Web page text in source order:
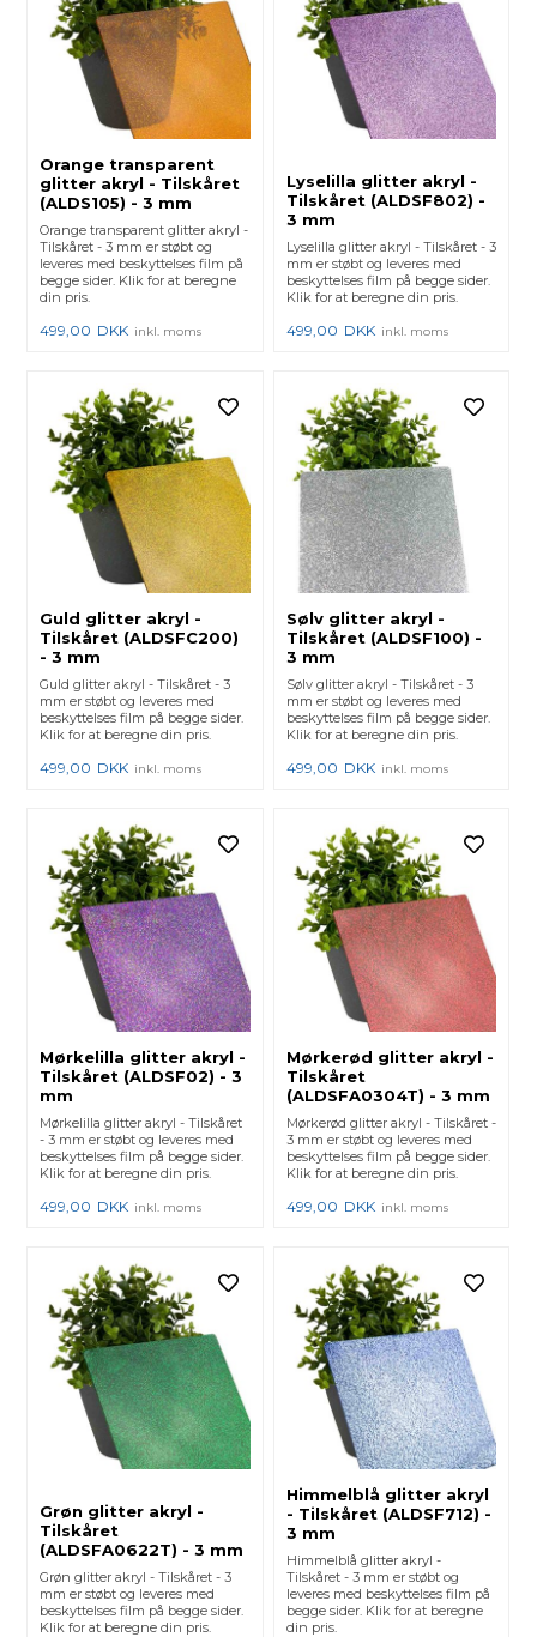
Orange transparent
glitter akryl - Tilskåret
(ALDS105) - 3 mm
Orange transparent glitter akryl -
Tilskåret - 3 mm er støbt og
leveres med beskyttelses film på
begge sider. Klik for at beregne
din pris.
499,00 DKK inkl. moms
Lyselilla glitter akryl -
Tilskåret (ALDSF802) -
3 mm
Lyselilla glitter akryl - Tilskåret - 3
mm er støbt og leveres med
beskyttelses film på begge sider.
Klik for at beregne din pris.
499,00 DKK inkl. moms
Guld glitter akryl -
Tilskåret (ALDSFC200)
- 3 mm
Guld glitter akryl - Tilskåret - 3
mm er støbt og leveres med
beskyttelses film på begge sider.
Klik for at beregne din pris.
499,00 DKK inkl. moms
Sølv glitter akryl -
Tilskåret (ALDSF100) -
3 mm
Sølv glitter akryl - Tilskåret - 3
mm er støbt og leveres med
beskyttelses film på begge sider.
Klik for at beregne din pris.
499,00 DKK inkl. moms
Mørkelilla glitter akryl -
Tilskåret (ALDSF02) - 3
mm
Mørkelilla glitter akryl - Tilskåret
- 3 mm er støbt og leveres med
beskyttelses film på begge sider.
Klik for at beregne din pris.
499,00 DKK inkl. moms
Mørkerød glitter akryl -
Tilskåret
(ALDSFA0304T) - 3 mm
Mørkerød glitter akryl - Tilskåret -
3 mm er støbt og leveres med
beskyttelses film på begge sider.
Klik for at beregne din pris.
499,00 DKK inkl. moms
Grøn glitter akryl -
Tilskåret
(ALDSFA0622T) - 3 mm
Grøn glitter akryl - Tilskåret - 3
mm er støbt og leveres med
beskyttelses film på begge sider.
Klik for at beregne din pris.
Himmelblå glitter akryl
- Tilskåret (ALDSF712) -
3 mm
Himmelblå glitter akryl -
Tilskåret - 3 mm er støbt og
leveres med beskyttelses film på
begge sider. Klik for at beregne
din pris.